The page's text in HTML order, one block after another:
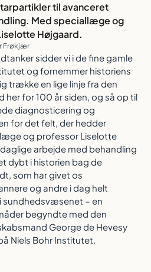
til avanceret
Med speciallæge og
Højgaard.
Frøkjær
sidder vi i de fine gamle
og fornemmer historiens
trække en lige linje fra den
for 100 år siden, og så op til
diagnosticering og
for det felt, der hedder
og professor Liselotte
arbejde med behandling
dybt i historien bag de
som har givet os
og andre i dag helt
sundhedsvæsenet – en
begyndte med den
George de Hevesy
Niels Bohr Institutet.